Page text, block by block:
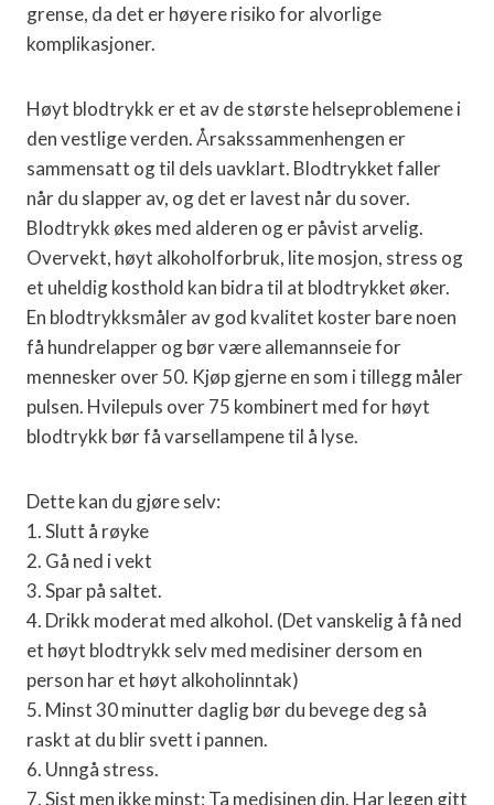
grense, da det er høyere risiko for alvorlige
komplikasjoner.
Høyt blodtrykk er et av de største helseproblemene i
den vestlige verden. Årsakssammenhengen er
sammensatt og til dels uavklart. Blodtrykket faller
når du slapper av, og det er lavest når du sover.
Blodtrykk økes med alderen og er påvist arvelig.
Overvekt, høyt alkoholforbruk, lite mosjon, stress og
et uheldig kosthold kan bidra til at blodtrykket øker.
En blodtrykksmåler av god kvalitet koster bare noen
få hundrelapper og bør være allemannseie for
mennesker over 50. Kjøp gjerne en som i tillegg måler
pulsen. Hvilepuls over 75 kombinert med for høyt
blodtrykk bør få varsellampene til å lyse.
Dette kan du gjøre selv:
1. Slutt å røyke
2. Gå ned i vekt
3. Spar på saltet.
4. Drikk moderat med alkohol. (Det vanskelig å få ned
et høyt blodtrykk selv med medisiner dersom en
person har et høyt alkoholinntak)
5. Minst 30 minutter daglig bør du bevege deg så
raskt at du blir svett i pannen.
6. Unngå stress.
7. Sist men ikke minst: Ta medisinen din. Har legen gitt